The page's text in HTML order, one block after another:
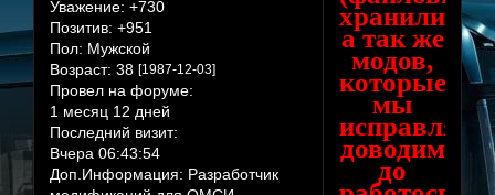
Уважение: +730
Позитив: +951
Пол: Мужской
Возраст: 38 [1987-12-03]
Провел на форуме:
1 месяц 12 дней
Последний визит:
Вчера 06:43:54
Доп.Информация: Разработчик
а так же
модов,
которые
мы
исправляя,
доводим
до